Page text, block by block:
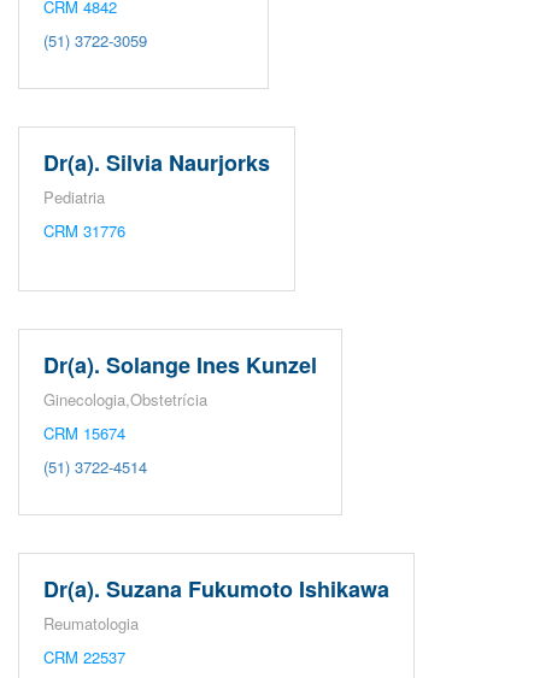
você
procura?
CRM 4842
(51) 3722-3059
Dr(a). Silvia Naurjorks
Pediatria
CRM 31776
Dr(a). Solange Ines Kunzel
Ginecologia,Obstetrícia
CRM 15674
(51) 3722-4514
Dr(a). Suzana Fukumoto Ishikawa
Reumatologia
CRM 22537